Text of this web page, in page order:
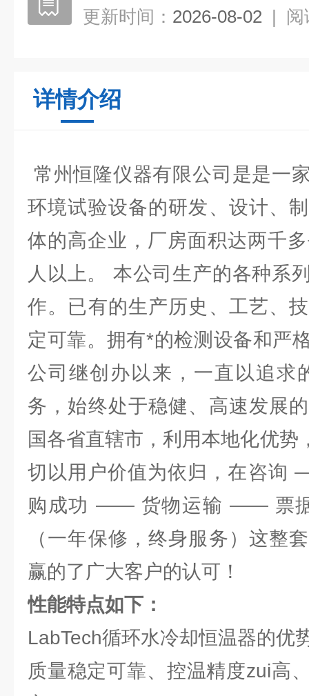
更新时间： 2026-08-02 | 阅
详情介绍
常州恒隆仪器有限公司是是一
环境试验设备的研发、设计、
体的高企业，厂房面积达两千
人以上。 本公司生产的各种系
作。已有的生产历史、工艺、
定可靠。拥有*的检测设备和严
公司继创办以来，一直以追求
务，始终处于稳健、高速发展
国各省直辖市，利用本地化优势
切以用户价值为依归，在咨
购成功 —— 货物运输 —— 票
（一年保修，终身服务）这整
赢的了广大客户的认可！
性能特点如下：
LabTech循环水冷却恒温器的优
质量稳定可靠、控温精度zui高